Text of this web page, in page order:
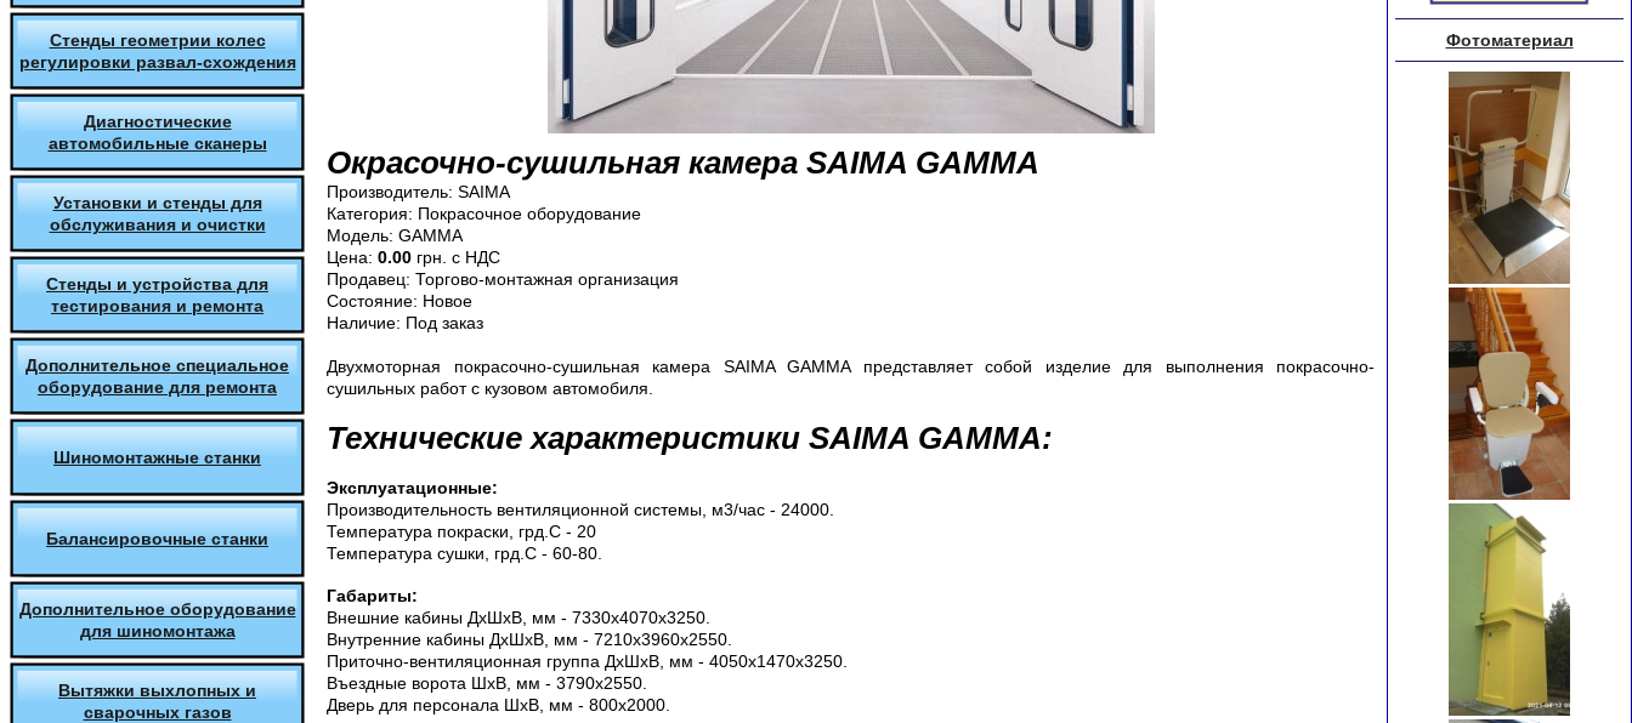
Стенды геометрии колес
регулировки развал-схождения
Диагностические
автомобильные сканеры
Установки и стенды для
обслуживания и очистки
Стенды и устройства для
тестирования и ремонта
Дополнительное специальное
оборудование для ремонта
Шиномонтажные станки
Балансировочные станки
Дополнительное оборудование
для шиномонтажа
Вытяжки выхлопных и
сварочных газов
Окрасочно-сушильная камера SAIMA GAMMA
Производитель: SAIMA
Категория: Покрасочное оборудование
Модель: GAMMA
Цена: 0.00 грн. с НДС
Продавец: Торгово-монтажная организация
Состояние: Новое
Наличие: Под заказ
Двухмоторная покрасочно-сушильная камера SAIMA GAMMAпредставляет собой изделие для выполнения покрасочно-
сушильных работ с кузовом автомобиля.
Технические характеристики SAIMA GAMMA:
Эксплуатационные:
Производительность вентиляционной системы, м3/час - 24000.
Температура покраски, грд.С - 20
Температура сушки, грд.С - 60-80.
Габариты:
Внешние кабины ДхШхВ, мм - 7330х4070х3250.
Внутренние кабины ДхШхВ, мм - 7210х3960х2550.
Приточно-вентиляционная группа ДхШхВ, мм - 4050х1470х3250.
Въездные ворота ШхВ, мм - 3790х2550.
Дверь для персонала ШхВ, мм - 800х2000.